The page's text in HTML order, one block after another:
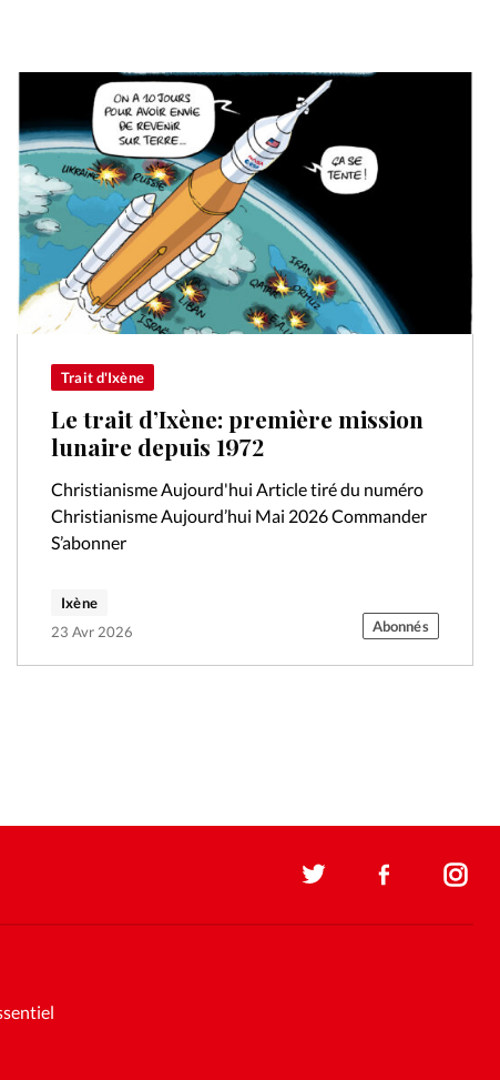
Trait d'Ixène
Le trait d’Ixène: première mission
lunaire depuis 1972
Christianisme Aujourd'hui Article tiré du numéro
Christianisme Aujourd’hui Mai 2026 Commander
S’abonner
Ixène
23 Avr 2026
Abonnés